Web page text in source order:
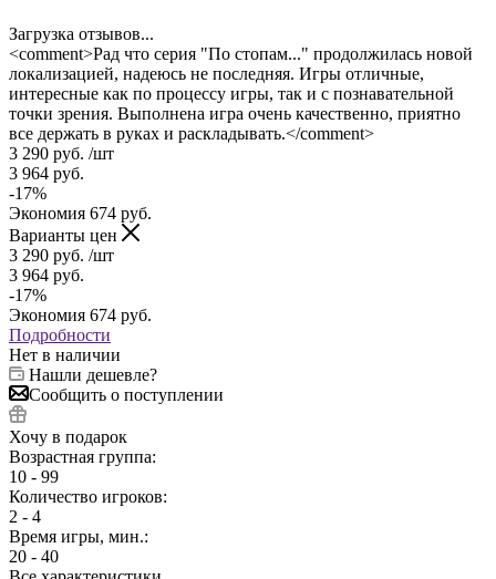
Загрузка отзывов...
<comment>Рад что серия "По стопам..." продолжилась новой
локализацией, надеюсь не последняя. Игры отличные,
интересные как по процессу игры, так и с познавательной
точки зрения. Выполнена игра очень качественно, приятно
все держать в руках и раскладывать.</comment>
3 290 руб. /шт
3 964 руб.
-17%
Экономия 674 руб.
Варианты цен
3 290 руб. /шт
3 964 руб.
-17%
Экономия 674 руб.
Подробности
Нет в наличии
Нашли дешевле?
Сообщить о поступлении
Хочу в подарок
Возрастная группа:
10 - 99
Количество игроков:
2 - 4
Время игры, мин.:
20 - 40